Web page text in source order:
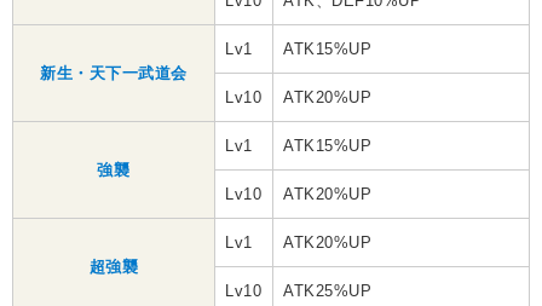
新生・天下一武道会
Lv1 ATK15%UP
Lv10 ATK20%UP
強襲
Lv1 ATK15%UP
Lv10 ATK20%UP
超強襲
Lv1 ATK20%UP
Lv10 ATK25%UP